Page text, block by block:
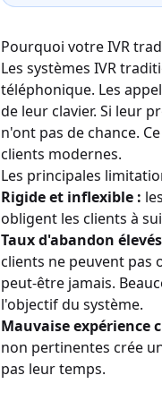
Pourquoi votre IVR
Les systèmes IVR
téléphonique. Les
de leur clavier. Si leur
n'ont pas de chance.
clients modernes.
Les principales
Rigide et inflexible :
obligent les clients à
Taux d'abandon
clients ne peuvent
peut-être jamais.
l'objectif du système.
Mauvaise expérience
non pertinentes crée
pas leur temps.